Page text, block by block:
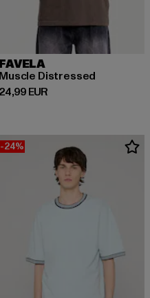
29,99 EUR
FAVELA
Muscle Distressed
24,99 EUR
Prix courant: 24,99 EUR
-24%